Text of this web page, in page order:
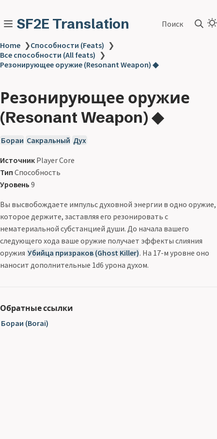
SF2E Translation Поиск
Home ❯Способности (Feats) ❯
Все способности (All feats) ❯
Резонирующее оружие (Resonant Weapon) ◆
Резонирующее оружие
(Resonant Weapon) ◆
Бораи Сакральный Дух
Источник Player Core
Тип Способность
Уровень 9
Вы высвобождаете импульс духовной энергии в одно оружие,
которое держите, заставляя его резонировать с
нематериальной субстанцией души. До начала вашего
следующего хода ваше оружие получает эффекты слияния
оружия Убийца призраков (Ghost Killer). На 17-м уровне оно
наносит дополнительные 1d6 урона духом.
Обратные ссылки
Бораи (Borai)